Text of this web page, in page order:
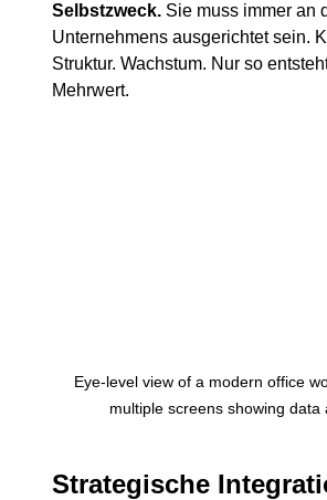
Selbstzweck. Sie muss immer an
Unternehmens ausgerichtet sein.
Struktur. Wachstum. Nur so
Mehrwert.
Eye-level view of a modern office
multiple screens showing data
Strategische